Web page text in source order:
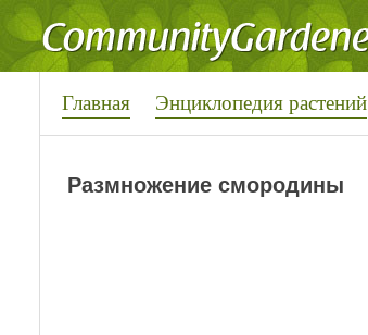
Главная Энциклопедия растений
Размножение смородины